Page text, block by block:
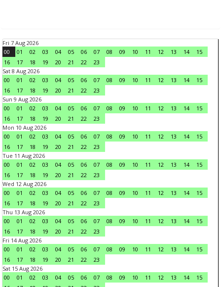
Fri 7 Aug 2026
00
01 02 03 04 05 06 07 08 09 10 11 12 13 14
15
16
17 18 19 20 21 22
23
Sat 8 Aug 2026
00
01 02 03 04 05 06 07 08 09 10 11 12 13 14
15
16
17 18 19 20 21 22
23
Sun 9 Aug 2026
00
01 02 03 04 05 06 07 08 09 10 11 12 13 14
15
16
17 18 19 20 21 22
23
Mon 10 Aug 2026
00
01 02 03 04 05 06 07 08 09 10 11 12 13 14
15
16
17 18 19 20 21 22
23
Tue 11 Aug 2026
00
01 02 03 04 05 06 07 08 09 10 11 12 13 14
15
16
17 18 19 20 21 22
23
Wed 12 Aug 2026
00
01 02 03 04 05 06 07 08 09 10 11 12 13 14
15
16
17 18 19 20 21 22
23
Thu 13 Aug 2026
00
01 02 03 04 05 06 07 08 09 10 11 12 13 14
15
16
17 18 19 20 21 22
23
Fri 14 Aug 2026
00
01 02 03 04 05 06 07 08 09 10 11 12 13 14
15
16
17 18 19 20 21 22
23
Sat 15 Aug 2026
00
01 02 03 04 05 06 07 08 09 10 11 12 13 14
15